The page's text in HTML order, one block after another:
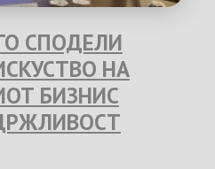
СПОДЕЛИ
НА
БИЗНИС